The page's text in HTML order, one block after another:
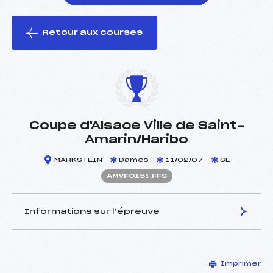
le ski
Retour aux courses
Coupe d'Alsace Ville de Saint-
Amarin/Haribo
MARKSTEIN Dames 11/02/07 SL
AMVF0151.FFS
Informations sur l’épreuve
KOHLER JEAN PIERRE
Imprimer